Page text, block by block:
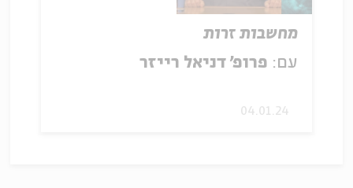
מחשבות זרות
עם: פרופ' דניאל רייזר
04.01.24